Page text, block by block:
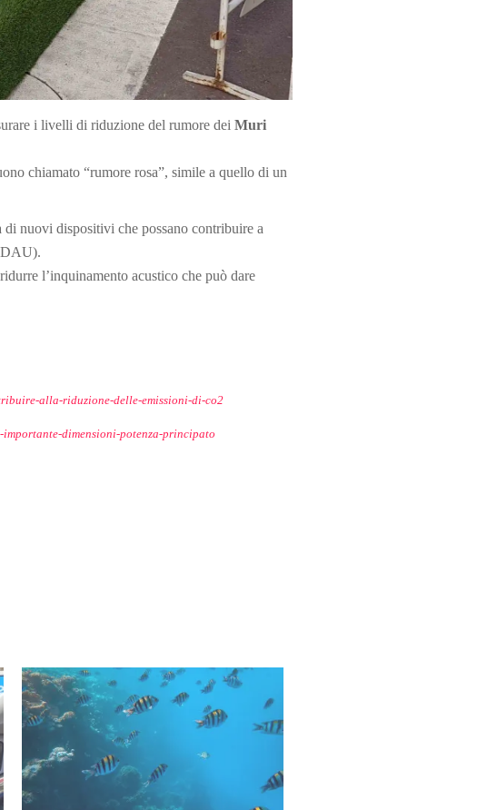
i livelli di riduzione del rumore dei Muri
chiamato “rumore rosa”, simile a quello di un
di nuovi dispositivi che possano contribuire a
DAU).
l’inquinamento acustico che può dare
alla-riduzione-delle-emissioni-di-co2
dimensioni-potenza-principato